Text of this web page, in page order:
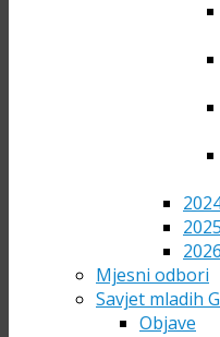
2025
2026
Mjesni odbori
Savjet mladih
Objave